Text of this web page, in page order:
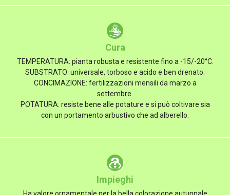
Cura
TEMPERATURA: pianta robusta e resistente fino a -15/-20°C.
SUBSTRATO: universale, torboso e acido e ben drenato.
CONCIMAZIONE: fertilizzazioni mensili da marzo a
settembre.
POTATURA: resiste bene alle potature e si può coltivare sia
con un portamento arbustivo che ad alberello.
Impieghi